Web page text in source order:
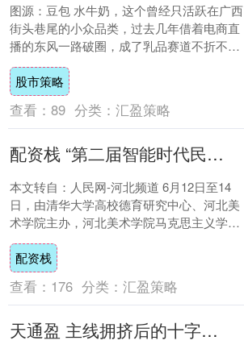
图源：豆包 水牛奶，这个曾经只活跃在广西
街头巷尾的小众品类，过去几年借着电商直
播的东风一路破圈，成了乳品赛道不折不扣
的“网红”。在流量红利最丰沛的那几年，一
批区....
股市策略
查看： 89 分类： 汇盈策略
配资栈 “第二届智能时代民办高校思想政治教育创新发展论坛”在河北美术学院召开
本文转自：人民网-河北频道 6月12日至14
日，由清华大学高校德育研究中心、河北美
术学院主办，河北美术学院马克思主义学院
承办的“第二届智能时代民办高校思想政治
教....
配资栈
查看： 176 分类： 汇盈策略
天通盈 主线拥挤后的十字路口：AI抱团松动与全市场再平衡？